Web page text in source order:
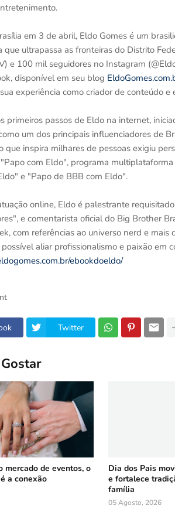
em 3 de abril, Eldo Gomes é um
que ultrapassa as fronteiras do Distrito
e 100 mil seguidores no Instagram
disponível em seu blog
experiência como criador de conteúdo
primeiros passos de Eldo na internet,
um dos principais influenciadores de
que inspira milhares de pessoas exigiu
com Eldo", programa
e "Papo de BBB com Eldo".
online, Eldo é palestrante
e comentarista oficial do Big Brother
com referências ao universo nerd e
aliar profissionalismo e paixão em
ebookdoeldo/
Twitter
mercado de eventos, o
a conexão
Dia dos Pais
e fortalece
família
05 Agosto, 2026